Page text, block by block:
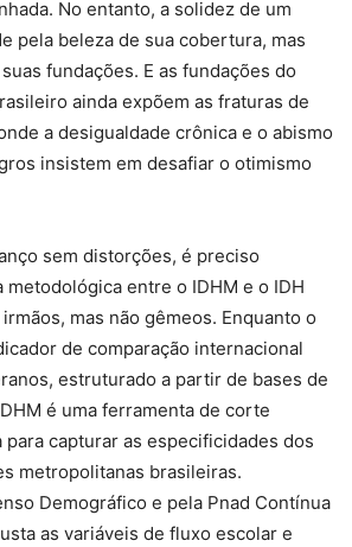
No entanto, a solidez de um
pela beleza de sua cobertura, mas
fundações. E as fundações do
ainda expõem as fraturas de
a desigualdade crônica e o abismo
insistem em desafiar o otimismo
sem distorções, é preciso
entre o IDHM e o IDH
mas não gêmeos. Enquanto o
de comparação internacional
estruturado a partir de bases de
é uma ferramenta de corte
capturar as especificidades dos
metropolitanas brasileiras.
Demográfico e pela Pnad Contínua
as variáveis de fluxo escolar e